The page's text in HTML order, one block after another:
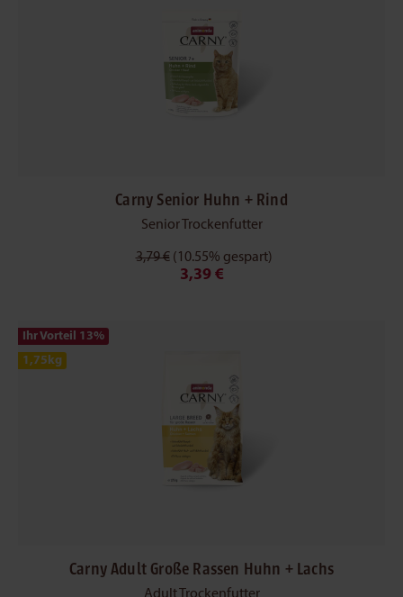
Carny Senior Huhn + Rind
Senior Trockenfutter
3,79 € (10.55% gespart)
3,39 €
Ihr Vorteil 13%
1,75kg
Carny Adult Große Rassen Huhn + Lachs
Adult Trockenfutter